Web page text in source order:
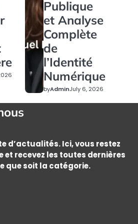
Publique
et Analyse
Complète
de
l’Identité
Numérique
byAdminJuly 6, 2026
d’actualités. Ici, vous restez
et recevez les toutes dernières
que soit la catégorie.